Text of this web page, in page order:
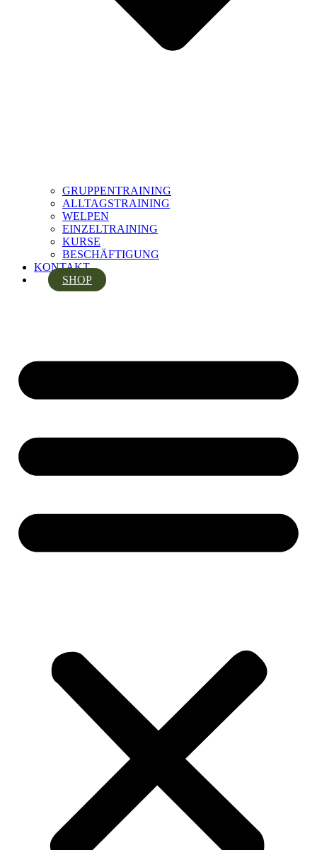
GRUPPENTRAINING
ALLTAGSTRAINING
WELPEN
EINZELTRAINING
KURSE
BESCHÄFTIGUNG
KONTAKT
SHOP